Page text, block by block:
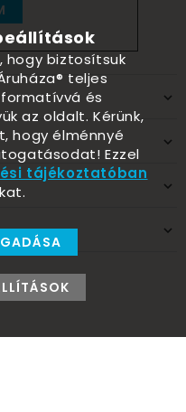
hogy biztosítsuk
teljes
és
az oldalt. Kérünk,
hogy élménnyé
Ezzel
tájékoztatóban